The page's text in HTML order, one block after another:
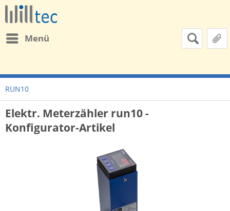
Menü
RUN10
Elektr. Meterzähler run10 -
Konfigurator-Artikel